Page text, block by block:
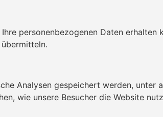
personenbezogenen Daten
Analysen gespeichert werden,
wie unsere Besucher die Website